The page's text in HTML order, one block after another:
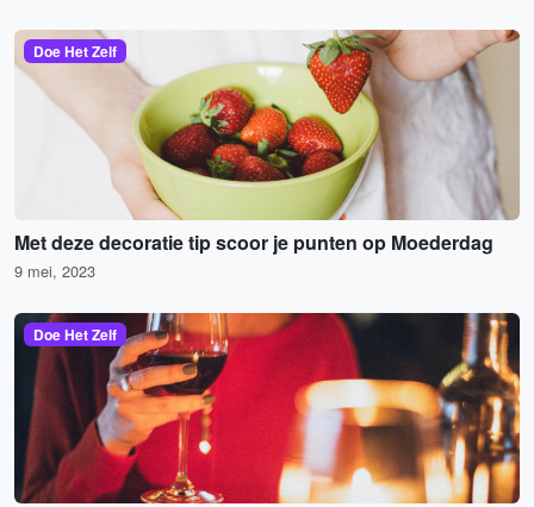
Doe Het Zelf
Met deze decoratie tip scoor je punten op Moederdag
9 mei, 2023
Doe Het Zelf